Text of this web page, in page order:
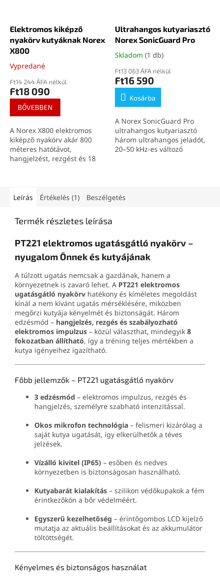
Elektromos kiképző
nyakörv kutyáknak Norex
X800
Vypredané
Ft14 244 ÁFA nélkül
Ft18 090
BŐVEBBEN
A Norex X800 elektromos
kiképző nyakörv akár 800
méteres hatótávot,
hangjelzést, rezgést és 18
háromszínű LED fénnyel
második kompatibilis
után akár két kutya is
képezhető. A távirányító és a
vevőegység beépített
akkumulátorral rendelkezik,
és USB-C kábellel tölthető.
Ultrahangos kutyariasztó
Norex SonicGuard Pro
Skladom (1 db)
Ft13 063 ÁFA nélkül
Ft16 590
Kosárba
A Norex SonicGuard Pro
ultrahangos kutyariasztó
három ultrahangos jeladót,
20–50 kHz-es változó
távol tartására, saját kutya
érintkezés nélkül. Az 5 az 1-
ben készülék fehér LED-
fényt, hangjelzést, rezgést,
kompakt kialakítást és
kényelmes USB-C töltést is
biztosít.
Leírás Értékelés (1) Beszélgetés
Termék részletes leírása
PT221 elektromos ugatásgátló nyakörv –
nyugalom Önnek és kutyájának
A túlzott ugatás nemcsak a gazdának, hanem a
környezetnek is zavaró lehet. A PT221 elektromos
ugatásgátló nyakörv hatékony és kíméletes megoldást
kínál a nem kívánt ugatás mérséklésére, miközben
megőrzi kutyája kényelmét és biztonságát. Három
edzésmód – hangjelzés, rezgés és szabályozható
elektromos impulzus – közül választhat, mindegyik 8
fokozatban állítható, így a tréning teljes mértékben a
kutya igényeihez igazítható.
Főbb jellemzők – PT221 ugatásgátló nyakörv
3 edzésmód – elektromos impulzus, rezgés és
hangjelzés, személyre szabható intenzitással.
Okos mikrofon technológia – felismeri kizárólag a
saját kutya ugatását, így elkerülhetők a téves
jelzések.
Vízálló kivitel (IP65) – esőben és nedves
környezetben is biztonságosan használható.
Kutyabarát kialakítás – szilikon védőkupakok a fém
érintkezőkön a bőr védelméért.
Egyszerű kezelhetőség – érintőgombos LCD kijelző
mutatja az aktuális beállításokat és az akkumulátor
töltöttségét.
Kényelmes és biztonságos használat